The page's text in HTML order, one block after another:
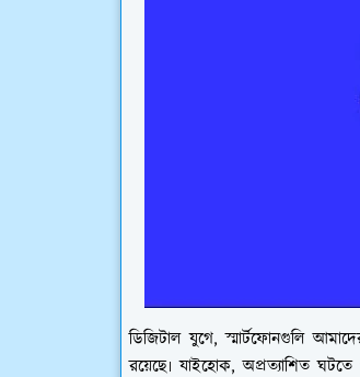
ডিজিটাল যুগে, স্মার্টফোনগুলি
রয়েছে৷ যাইহোক, অপ্রত্যাশিত